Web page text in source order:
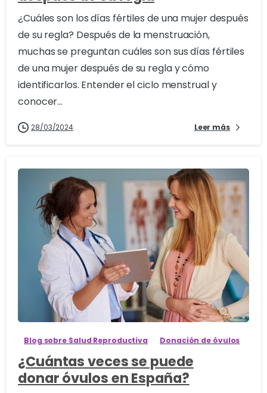
¿Cuáles son los días fértiles de una mujer después
de su regla? Después de la menstruación,
muchas se preguntan cuáles son sus días fértiles
de una mujer después de su regla y cómo
identificarlos. Entender el ciclo menstrual y
conocer...
28/03/2024 Leer más
Blog sobre Salud Reproductiva Donación de óvulos
¿Cuántas veces se puede
donar óvulos en España?